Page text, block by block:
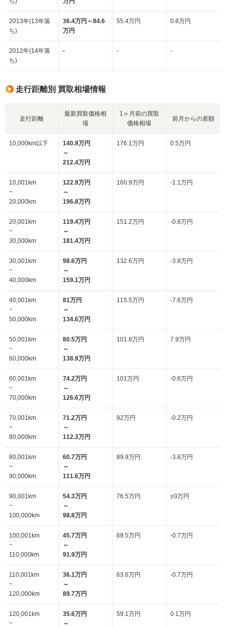
2013年(13年落
ち)
36.4万円～84.6
万円
55.4万円 0.8万円
2012年(14年落
ち)
- - -
走行距離別 買取相場情報
走行距離
最新買取価格相
場
1ヶ月前の買取
価格相場
前月からの差額
10,000km以下
140.9万円
～
212.4万円
176.1万円 0.5万円
10,001km
~
20,000km
122.9万円
～
196.8万円
160.9万円 -1.1万円
20,001km
~
30,000km
119.4万円
～
181.4万円
151.2万円 -0.8万円
30,001km
~
40,000km
98.6万円
～
159.1万円
132.6万円 -3.8万円
40,001km
~
50,000km
81万円
～
134.6万円
115.5万円 -7.6万円
50,001km
~
60,000km
80.5万円
～
138.9万円
101.8万円 7.9万円
60,001km
~
70,000km
74.2万円
～
126.6万円
101万円 -0.6万円
70,001km
~
80,000km
71.2万円
～
112.3万円
92万円 -0.2万円
80,001km
~
90,000km
60.7万円
～
111.6万円
89.9万円 -3.8万円
90,001km
~
100,000km
54.3万円
～
98.8万円
76.5万円 ±0万円
100,001km
~
110,000km
45.7万円
～
91.9万円
69.5万円 -0.7万円
110,001km
~
120,000km
36.1万円
～
89.7万円
63.6万円 -0.7万円
120,001km
~
35.6万円
～
59.1万円 0.1万円